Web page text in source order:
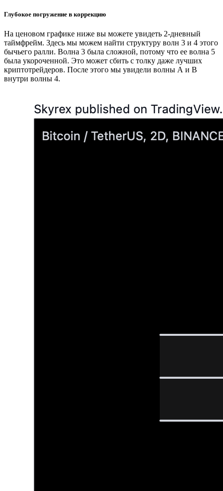
Глубокое погружение в коррекцию
На ценовом графике ниже вы можете увидеть 2-дневный
таймфрейм. Здесь мы можем найти структуру волн 3 и 4 этого
бычьего ралли. Волна 3 была сложной, потому что ее волна 5
была укороченной. Это может сбить с толку даже лучших
криптотрейдеров. После этого мы увидели волны А и В
внутри волны 4.